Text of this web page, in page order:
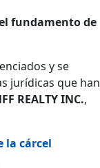
fundamento de
y se
jurídicas que han
REALTY INC.,
la cárcel